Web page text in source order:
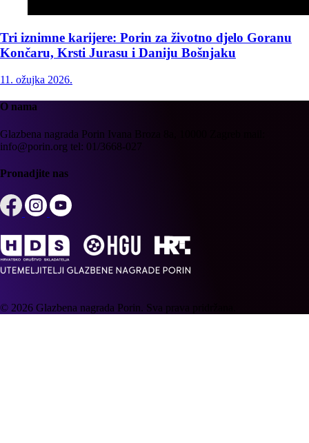
Tri iznimne karijere: Porin za životno djelo Goranu
Končaru, Krsti Jurasu i Daniju Bošnjaku
11. ožujka 2026.
O nama
Glazbena nagrada Porin Ivana Broza 8a, 10000 Zagreb
info@porin.org tel: 01/3668-027
Pronadjite nas
© 2026 Glazbena nagrada Porin. Sva prava pridržana.